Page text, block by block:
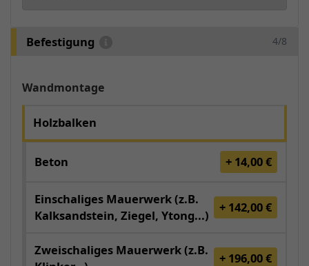
Befestigung 4/8
Wandmontage
Holzbalken
Beton + 14,00 €
Einschaliges Mauerwerk (z.B.
Kalksandstein, Ziegel, Ytong...)
+ 142,00 €
Zweischaliges Mauerwerk (z.B.
+ 196,00 €